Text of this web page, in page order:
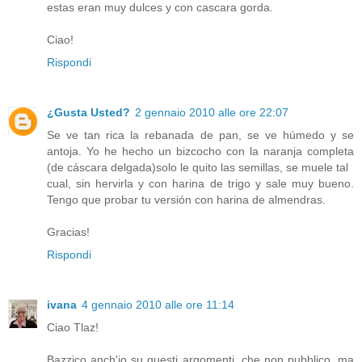
estas eran muy dulces y con cascara gorda.
Ciao!
Rispondi
¿Gusta Usted? 2 gennaio 2010 alle ore 22:07
Se ve tan rica la rebanada de pan, se ve húmedo y se
antoja. Yo he hecho un bizcocho con la naranja completa
(de cáscara delgada)solo le quito las semillas, se muele tal
cual, sin hervirla y con harina de trigo y sale muy bueno.
Tengo que probar tu versión con harina de almendras.
Gracias!
Rispondi
ivana 4 gennaio 2010 alle ore 11:14
Ciao Tlaz!